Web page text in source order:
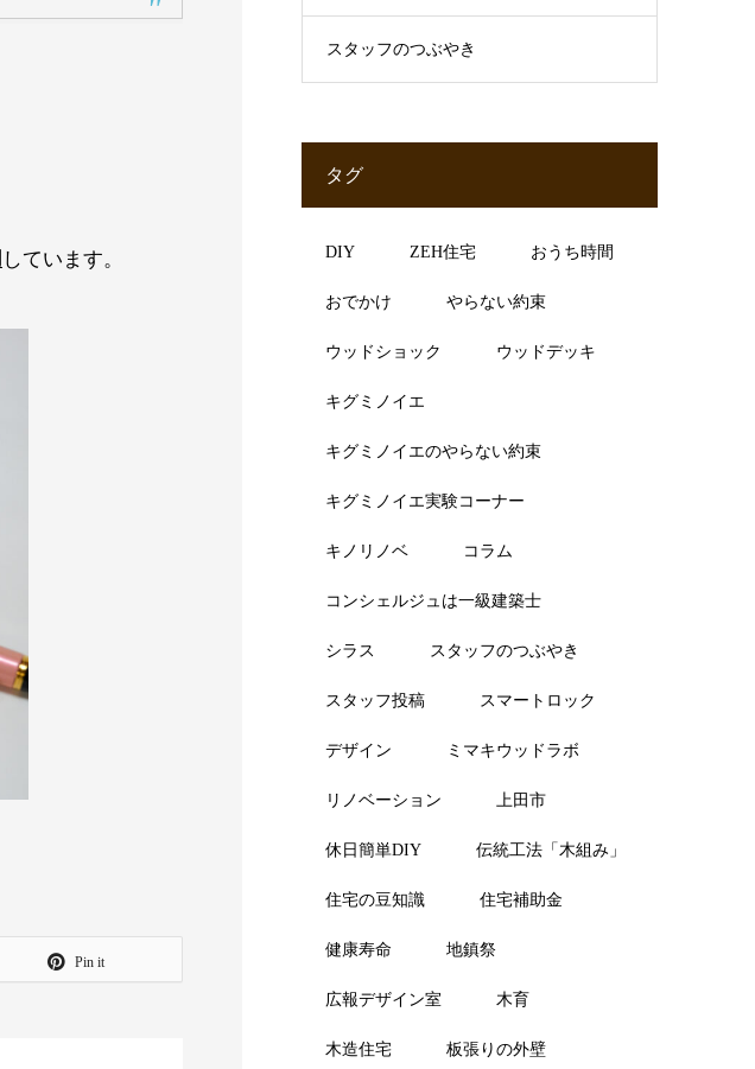
しています。
Pin it
スタッフのつぶやき
タグ
DIY ZEH住宅 おうち時間
おでかけ やらない約束
ウッドショック ウッドデッキ
キグミノイエ
キグミノイエのやらない約束
キグミノイエ実験コーナー
キノリノベ コラム
コンシェルジュは一級建築士
シラス スタッフのつぶやき
スタッフ投稿 スマートロック
デザイン ミマキウッドラボ
リノベーション 上田市
休日簡単DIY 伝統工法「木組み」
住宅の豆知識 住宅補助金
健康寿命 地鎮祭
広報デザイン室 木育
木造住宅 板張りの外壁